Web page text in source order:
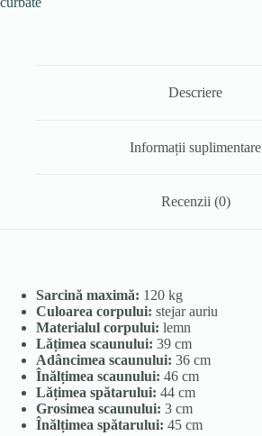
Descriere
Informații suplimentare
Recenzii (0)
Sarcină maximă: 120 kg
Culoarea corpului: stejar auriu
Materialul corpului: lemn
Lățimea scaunului: 39 cm
Adâncimea scaunului: 36 cm
Înălțimea scaunului: 46 cm
Lățimea spătarului: 44 cm
Grosimea scaunului: 3 cm
Înălțimea spătarului: 45 cm